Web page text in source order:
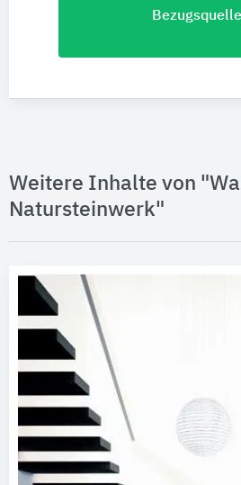
Weitere Inhalte von
Natursteinwerk"